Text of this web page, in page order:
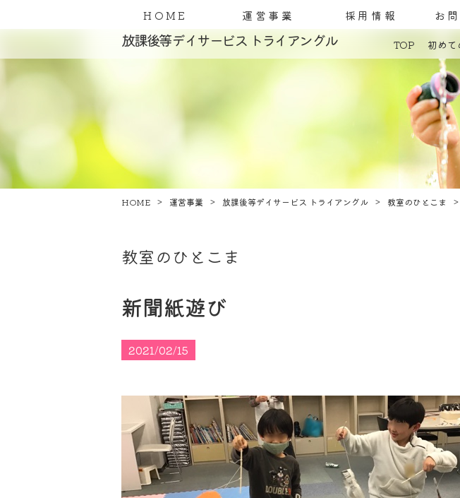
HOME 運営事業 採用情報 お
放課後等デイサービス トライアングル TOP 初め
コンセプト
発達障害
教室案内
療育内容
施設紹介
利用料金
ご利用ま
HOME 運営事業 放課後等デイサービス トライアングル 教室のひとこま
教室のひとこま
新聞紙遊び
2021/02/15